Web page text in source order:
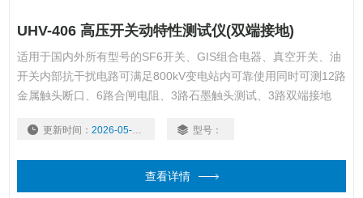
UHV-406 高压开关动特性测试仪(双端接地)
适用于国内外所有型号的SF6开关、GIS组合电器、真空开关、油
开关内部抗干扰电路可满足800kV变电站内可靠使用同时可测12路
金属触头断口、6路合闸电阻、3路石墨触头测试、3路双端接地
更新时间： 2026-05-20 型号：
查看详情